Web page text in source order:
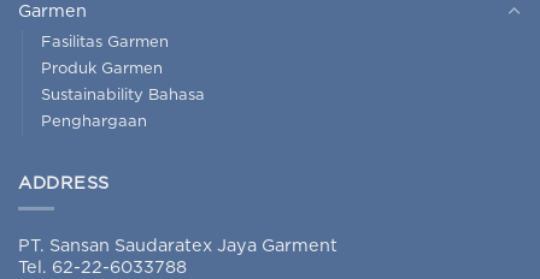
Garmen
Fasilitas Garmen
Produk Garmen
Sustainability Bahasa
Penghargaan
ADDRESS
PT. Sansan Saudaratex Jaya Garment
Tel. 62-22-6033788